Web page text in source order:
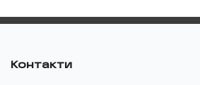
Контакти